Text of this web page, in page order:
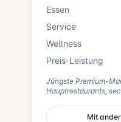
Essen
Service
Wellness
Preis-Leistung
Jüngste Premium-
Hauptrestaurants,
Mit